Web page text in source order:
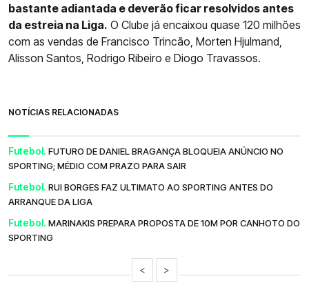
bastante adiantada e deverão ficar resolvidos antes
da estreia na Liga. O Clube já encaixou quase 120 milhões
com as vendas de Francisco Trincão, Morten Hjulmand,
Alisson Santos, Rodrigo Ribeiro e Diogo Travassos.
NOTÍCIAS RELACIONADAS
Futebol. FUTURO DE DANIEL BRAGANÇA BLOQUEIA ANÚNCIO NO
SPORTING; MÉDIO COM PRAZO PARA SAIR
Futebol. RUI BORGES FAZ ULTIMATO AO SPORTING ANTES DO
ARRANQUE DA LIGA
Futebol. MARINAKIS PREPARA PROPOSTA DE 10M POR CANHOTO DO
SPORTING
< >